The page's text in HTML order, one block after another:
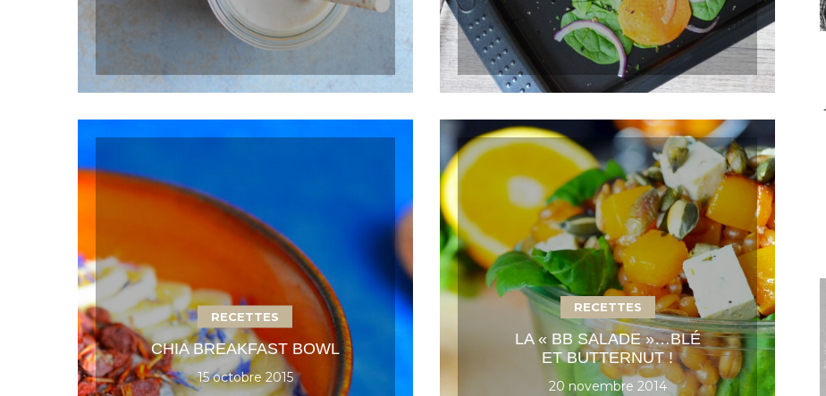
RECETTES
CHIA BREAKFAST BOWL
15 octobre 2015
RECETTES
LA « BB SALADE »…BLÉ
ET BUTTERNUT !
20 novembre 2014